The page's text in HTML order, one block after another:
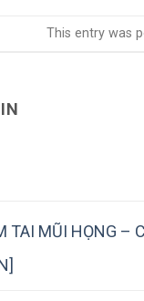
This entry was
TAI MŨI HỌNG –